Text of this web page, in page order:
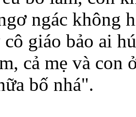
ngác không
giáo bảo ai
cả mẹ và con
bố nhá".